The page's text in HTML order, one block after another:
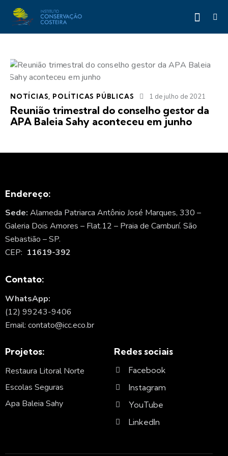
NOTÍCIAS POLÍTICAS PÚBLICAS 1 de julho de 2021
Reunião trimestral do conselho gestor da
APA Baleia Sahy aconteceu em junho
Endereço:
Sede: Alameda Patriarca Antônio José Marques, 330 –
Galeria Dois Amores – Flat.12 – Praia de Camburí. São
Sebastião – SP.
CEP: 11619-392
Contato:
WhatsApp:
(12) 99243-9406
Email: contato@icc.eco.br
Projetos:
Restaura Litoral Norte
Escolas Seguras
Apa Baleia Sahy
Redes sociais
Facebook
Instagram
YouTube
LinkedIn